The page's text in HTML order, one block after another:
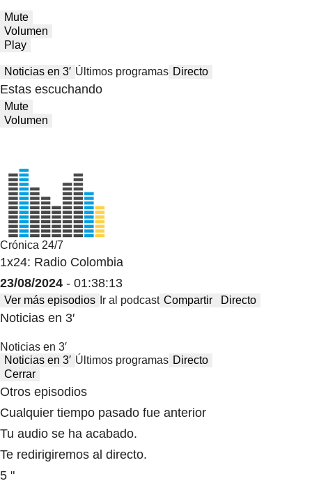
Mute
Volumen
Play
Noticias en 3′ Últimos programas Directo
Estas escuchando
Mute
Volumen
Crónica 24/7
1x24: Radio Colombia
23/08/2024 - 01:38:13
Ver más episodios Ir al podcast Compartir Directo
Noticias en 3′
Noticias en 3′
Noticias en 3′ Últimos programas Directo
Cerrar
Otros episodios
Cualquier tiempo pasado fue anterior
Tu audio se ha acabado.
Te redirigiremos al directo.
5 "